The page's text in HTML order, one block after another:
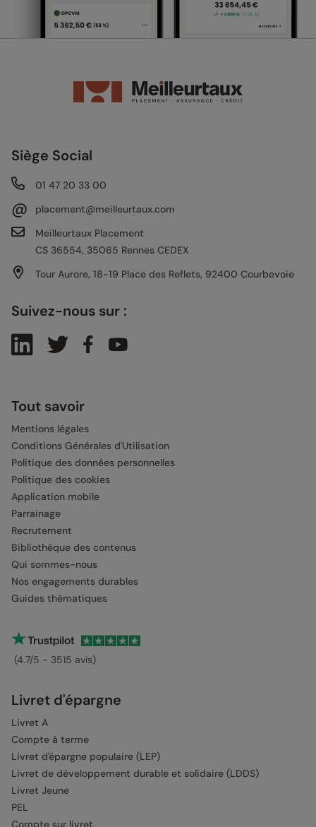
Siège Social
01 47 20 33 00
@
placement@meilleurtaux.com
Meilleurtaux Placement
CS 36554, 35065 Rennes CEDEX
Tour Aurore, 18-19 Place des Reflets, 92400 Courbevoie
Suivez-nous sur :
Tout savoir
Mentions légales
Conditions Générales d'Utilisation
Politique des données personnelles
Politique des cookies
Application mobile
Parrainage
Recrutement
Bibliothèque des contenus
Qui sommes-nous
Nos engagements durables
Guides thématiques
(4.7/5 - 3515 avis)
Livret d'épargne
Livret A
Compte à terme
Livret d'épargne populaire (LEP)
Livret de développement durable et solidaire (LDDS)
Livret Jeune
PEL
Compte sur livret